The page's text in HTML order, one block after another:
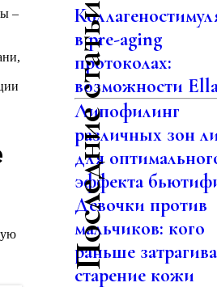
–
Последние статьи
в pre-aging
протоколах:
возможности
Липофилинг
различных зон
для
эффекта
Девочки против
мальчиков: кого
раньше
старение кожи